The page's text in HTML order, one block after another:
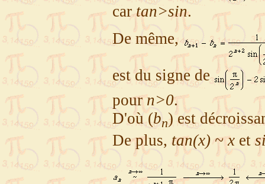
cartan>sin.
De même,
est du signe de
pour n>0.
D'où (bn) est
De plus, tan(x) ~ x et